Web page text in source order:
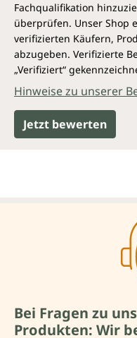
Fachqualifikation
überprüfen. Unser Shop
verifizierten Käufern,
abzugeben. Verifizierte
„Verifiziert“
Hinweise zu unserer
Jetzt bewerten
Bei Fragen zu
Produkten: Wir